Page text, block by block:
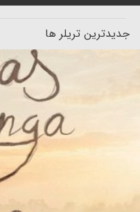
جدیدترین تریلر ها